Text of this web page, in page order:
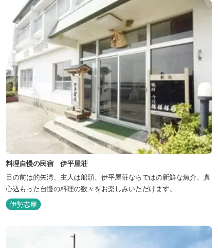
料理自慢の民宿 伊平屋荘
目の前は的矢湾、主人は船頭、伊平屋荘ならではの新鮮な魚介、真
心込もった自慢の料理の数々をお楽しみいただけます。
伊勢志摩